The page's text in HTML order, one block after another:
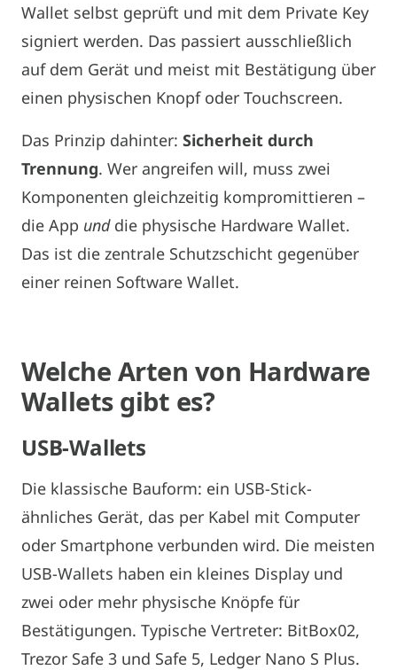
Wallet selbst geprüft und mit dem Private Key
signiert werden. Das passiert ausschließlich
auf dem Gerät und meist mit Bestätigung über
einen physischen Knopf oder Touchscreen.
Das Prinzip dahinter: Sicherheit durch
Trennung. Wer angreifen will, muss zwei
Komponenten gleichzeitig kompromittieren –
die App unddie physische Hardware Wallet.
Das ist die zentrale Schutzschicht gegenüber
einer reinen Software Wallet.
Welche Arten von Hardware
Walletsgibt es?
USB-Wallets
Die klassische Bauform: ein USB-Stick-
ähnliches Gerät, das per Kabel mit Computer
oder Smartphone verbunden wird. Die meisten
USB-Wallets haben ein kleines Display und
zwei oder mehr physische Knöpfe für
Bestätigungen. Typische Vertreter: BitBox02,
Trezor Safe 3 und Safe 5, Ledger Nano S Plus.